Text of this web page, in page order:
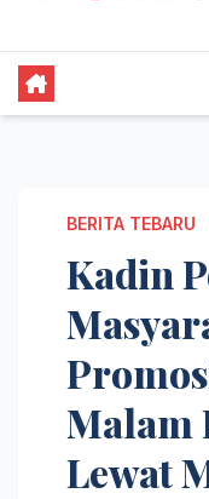
BERITA TEBARU
Kadin
Malam
Lewat